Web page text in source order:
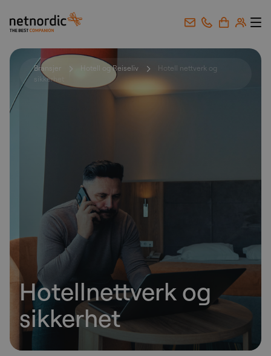
NetNordic Norway
Bransjer Hotell og Reiseliv
Hotell nettverk og
sikkerhet
Hotellnettverk og
sikkerhet